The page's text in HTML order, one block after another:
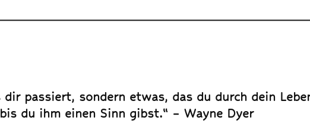
passiert, sondern etwas, das du durch dein
du ihm einen Sinn gibst.“ – Wayne Dyer